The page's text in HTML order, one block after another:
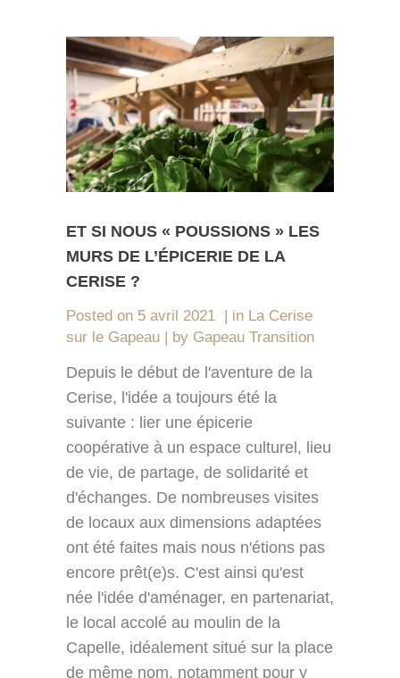
ET SI NOUS « POUSSIONS » LES
MURS DE L’ÉPICERIE DE LA
CERISE ?
Posted on 5 avril 2021 in La Cerise
sur le Gapeau
by Gapeau Transition
Depuis le début de l'aventure de la
Cerise, l'idée a toujours été la
suivante : lier une épicerie
coopérative à un espace culturel, lieu
de vie, de partage, de solidarité et
d'échanges. De nombreuses visites
de locaux aux dimensions adaptées
ont été faites mais nous n'étions pas
encore prêt(e)s. C'est ainsi qu'est
née l'idée d'aménager, en partenariat,
le local accolé au moulin de la
Capelle, idéalement situé sur la place
de même nom, notamment pour y